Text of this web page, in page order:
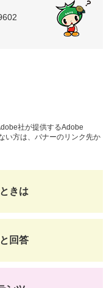
社が提供するAdobe
い方は、バナーのリンク先か
きは
回答